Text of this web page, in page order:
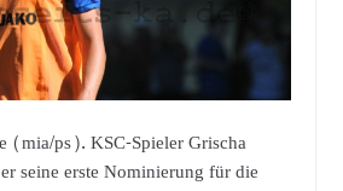
(mia/ps). KSC-Spieler Grischa
seine erste Nominierung für die